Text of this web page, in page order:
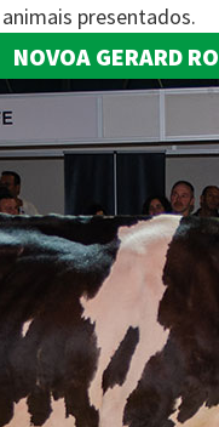
presentados.
NOVOA GERARD